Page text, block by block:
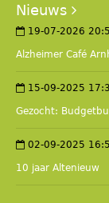
Nieuws
19-07-2026
Alzheimer Café
15-09-2025
Gezocht:
02-09-2025
10 jaar Altenieuw